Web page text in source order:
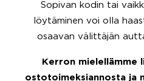
Sopivan kodin tai
löytäminen voi olla
osaavan välittäjän
Kerron mielellämme
ostotoimeksiannosta ja